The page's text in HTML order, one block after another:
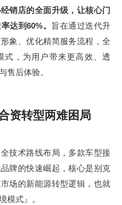
销店的全面升级，让核心门
达到60%。 旨在通过迭代升
象、优化精简服务流程，全
式，为用户带来更高效、透
售后体验。
资转型两难困局
技术路线布局，多款车型接
牌的快速崛起，核心是别克
场的新能源转型逻辑，也就
模式』。